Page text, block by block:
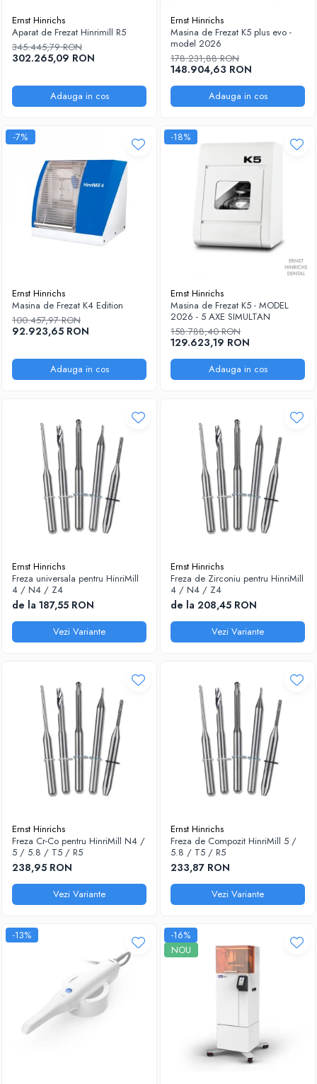
Ernst Hinrichs
Aparat de Frezat Hinrimill R5
345.445,79 RON
302.265,09 RON
Adauga in cos
Ernst Hinrichs
Masina de Frezat K5 plus evo -
model 2026
178.231,88 RON
148.904,63 RON
Adauga in cos
-7%
Ernst Hinrichs
Masina de Frezat K4 Edition
100.457,97 RON
92.923,65 RON
Adauga in cos
-18%
Ernst Hinrichs
Masina de Frezat K5 - MODEL
2026 - 5 AXE SIMULTAN
158.788,40 RON
129.623,19 RON
Adauga in cos
Ernst Hinrichs
Freza universala pentru HinriMill
4 / N4 / Z4
de la 187,55 RON
Vezi Variante
Ernst Hinrichs
Freza de Zirconiu pentru HinriMill
4 / N4 / Z4
de la 208,45 RON
Vezi Variante
Ernst Hinrichs
Freza Cr-Co pentru HinriMill N4 /
5 / 5.8 / T5 / R5
238,95 RON
Vezi Variante
Ernst Hinrichs
Freza de Compozit HinriMill 5 /
5.8 / T5 / R5
233,87 RON
Vezi Variante
-13%
-16%
NOU